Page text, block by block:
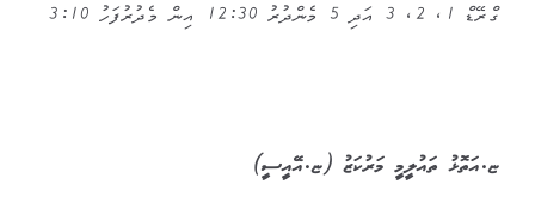
ގްރޭޑް 1، 2، 3 އަދި 5 މެންދުރު 12:30 އިން މެދުރުފަހު 3:10
ޏ.އަތޮޅު ތައުލީމީ މަރުކަޒު (ޏ.އޭއީސީ)